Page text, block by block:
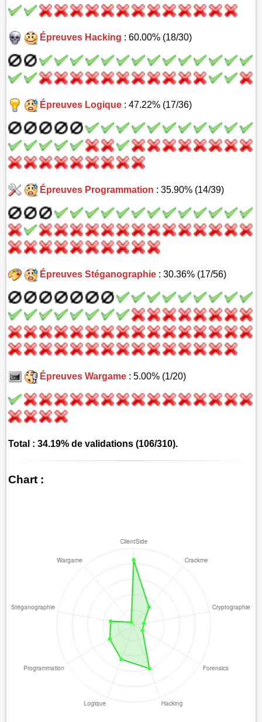
Épreuves Hacking : 60.00% (18/30)
Épreuves Logique: 47.22% (17/36)
Épreuves Programmation : 35.90% (14/39)
Épreuves Stéganographie: 30.36% (17/56)
Épreuves Wargame: 5.00% (1/20)
Total : 34.19% de validations (106/310).
Chart :